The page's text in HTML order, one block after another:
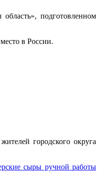
подготовленном
в России.
городского округа
сыры ручной работы